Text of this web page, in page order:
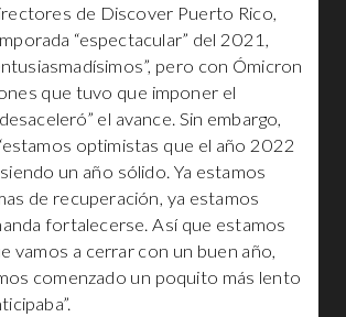
de Discover Puerto Rico,
“espectacular” del 2021,
pero con Ómicron
que tuvo que imponer el
el avance. Sin embargo,
optimistas que el año 2022
un año sólido. Ya estamos
de recuperación, ya estamos
fortalecerse. Así que estamos
vamos a cerrar con un buen año,
comenzado un poquito más lento